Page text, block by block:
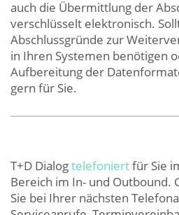
auch die Übermittlung der
verschlüsselt elektronisch.
Abschlussgründe zur
in Ihren Systemen benötigen
Aufbereitung der
gern für Sie.
T+D Dialogtelefoniertfür Sie
Bereich im In- und Outbound.
Sie bei Ihrer nächsten